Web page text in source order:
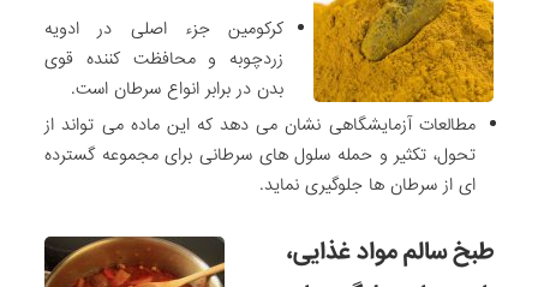
کرکومین جزء اصلی در ادویه
زردچوبه و محافظت کننده قوی
بدن در برابر انواع سرطان است.
مطالعات آزمایشگاهی نشان می دهد که این ماده می تواند از
تحول، تکثیر و حمله سلول های سرطانی برای مجموعه گسترده
ای از سرطان ها جلوگیری نماید.
طبخ سالم مواد غذایی،